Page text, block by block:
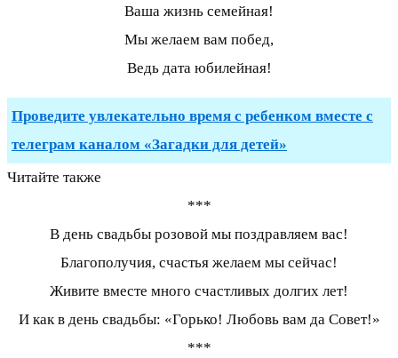
Ваша жизнь семейная!
Мы желаем вам побед,
Ведь дата юбилейная!
Проведите увлекательно время с ребенком вместе с
телеграм каналом «Загадки для детей»
Читайте также
***
В день свадьбы розовой мы поздравляем вас!
Благополучия, счастья желаем мы сейчас!
Живите вместе много счастливых долгих лет!
И как в день свадьбы: «Горько! Любовь вам да Совет!»
***